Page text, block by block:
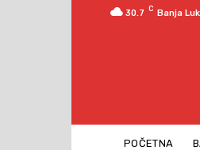
30.7 C Banja
POČETNA